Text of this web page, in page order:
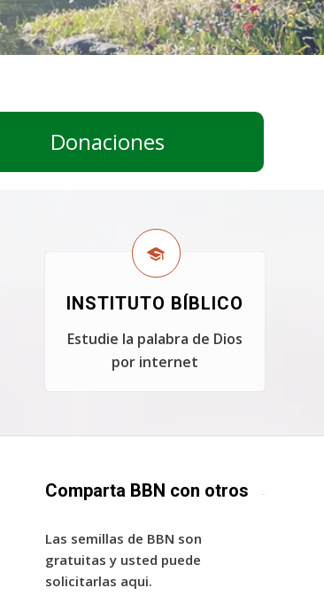
Donaciones
INSTITUTO BÍBLICO
Estudie la palabra de Dios
por internet
Comparta BBN con otros
Las semillas de BBN son
gratuitas y usted puede
solicitarlas aqui.